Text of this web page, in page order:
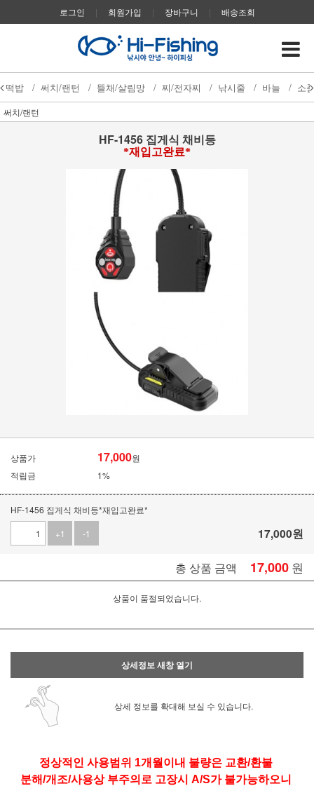
로그인 | 회원가입 | 장바구니 | 배송조회
떡밥 / 써치/랜턴 / 뜰채/살림망 / 찌/전자찌 / 낚시줄 / 바늘 / 소
써치/랜턴
HF-1456 집게식 채비등
*재입고완료*
상품가 17,000원
적립금
1%
HF-1456 집게식 채비등*재입고완료*
+1
-1 17,000원
총 상품 금액 17,000 원
상품이 품절되었습니다.
상세정보 새창 열기
상세 정보를 확대해 보실 수 있습니다.
정상적인 사용범위 1개월이내 불량은 교환/환불
분해/개조/사용상 부주의로 고장시 A/S가 불가능하오니